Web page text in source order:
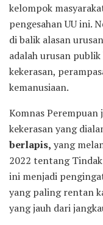
kelompok
pengesahan UU ini.
di balik alasan
adalah urusan
kekerasan,
kemanusiaan.
Komnas Perempuan
kekerasan yang
berlapis, yang
2022 tentang Tindak
ini menjadi
yang paling rentan
yang jauh dari